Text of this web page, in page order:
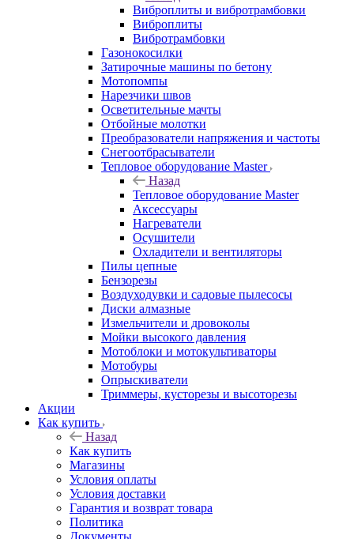
Виброплиты и вибротрамбовки
Виброплиты
Вибротрамбовки
Газонокосилки
Затирочные машины по бетону
Мотопомпы
Нарезчики швов
Осветительные мачты
Отбойные молотки
Преобразователи напряжения и частоты
Снегоотбрасыватели
Тепловое оборудование Master
Назад
Тепловое оборудование Master
Аксессуары
Нагреватели
Осушители
Охладители и вентиляторы
Пилы цепные
Бензорезы
Воздуходувки и садовые пылесосы
Диски алмазные
Измельчители и дровоколы
Мойки высокого давления
Мотоблоки и мотокультиваторы
Мотобуры
Опрыскиватели
Триммеры, кусторезы и высоторезы
Акции
Как купить
Назад
Как купить
Магазины
Условия оплаты
Условия доставки
Гарантия и возврат товара
Политика
Документы